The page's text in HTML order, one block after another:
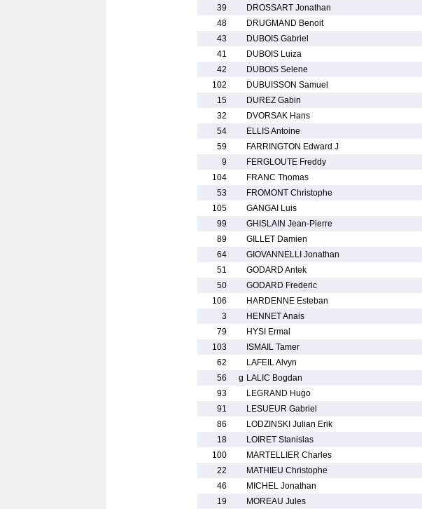
39
DROSSART Jonathan
48
DRUGMAND Benoit
43
DUBOIS Gabriel
41
DUBOIS Luiza
42
DUBOIS Selene
102
DUBUISSON Samuel
15
DUREZ Gabin
32
DVORSAK Hans
54
ELLIS Antoine
59
FARRINGTON Edward J
9
FERGLOUTE Freddy
104
FRANC Thomas
53
FROMONT Christophe
105
GANGAI Luis
99
GHISLAIN Jean-Pierre
89
GILLET Damien
64
GIOVANNELLI Jonathan
51
GODARD Antek
50
GODARD Frederic
106
HARDENNE Esteban
3
HENNET Anais
79
HYSI Ermal
103
ISMAIL Tamer
62
LAFEIL Alvyn
56
g LALIC Bogdan
93
LEGRAND Hugo
91
LESUEUR Gabriel
86
LODZINSKI Julian Erik
18
LOIRET Stanislas
100
MARTELLIER Charles
22
MATHIEU Christophe
46
MICHEL Jonathan
19
MOREAU Jules